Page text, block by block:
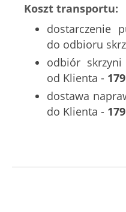
Koszt transportu:
dostarczenie
do odbioru
odbiór
od Klienta -
dostawa
do Klienta -